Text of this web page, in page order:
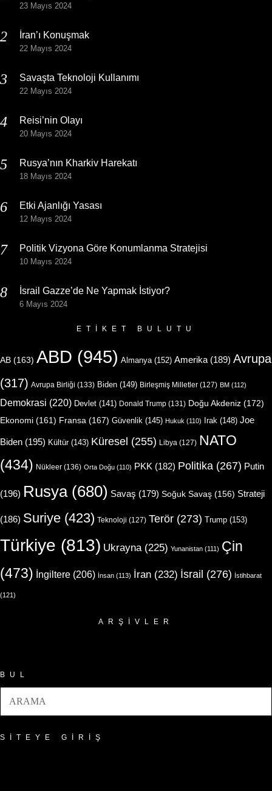
23 Mayıs 2024
İran’ı Konuşmak
22 Mayıs 2024
Savaşta Teknoloji Kullanımı
22 Mayıs 2024
Reisi’nin Olayı
20 Mayıs 2024
Rusya’nın Kharkiv Harekatı
18 Mayıs 2024
Etki Ajanlığı Yasası
12 Mayıs 2024
Politik Vizyona Göre Konumlanma Stratejisi
10 Mayıs 2024
İsrail Gazze’de Ne Yapmak İstiyor?
6 Mayıs 2024
ETIKET BULUTU
AB (163) ABD (945) Almanya(152) Amerika (189) Avrupa
(317) Avrupa Birliği (133) Biden (149) Birleşmiş Milletler (127) BM (112)
Demokrasi (220) Devlet (141) Donald Trump (131) Doğu Akdeniz (172)
Ekonomi (161) Fransa (167) Güvenlik (145) Hukuk (110) Irak (148) Joe
Biden (195) Kültür(143) Küresel (255) Libya (127) NATO
(434) Nükleer (136) Orta Doğu (110) PKK (182) Politika (267) Putin
(196) Rusya(680) Savaş (179) Soğuk Savaş (156) Strateji
(186) Suriye (423) Teknoloji (127) Terör (273) Trump (153)
Türkiye (813) Ukrayna(225) Yunanistan (111) Çin
(473) İngiltere (206) İnsan (113) İran (232) İsrail (276) İstihbarat
(121)
ARŞIVLER
BUL
SITEYE GIRIŞ